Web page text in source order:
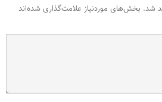
شد. بخش‌های موردنیاز علامت‌گذاری شده‌اند